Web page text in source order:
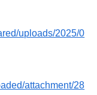
uploads/2025/0
attachment/28